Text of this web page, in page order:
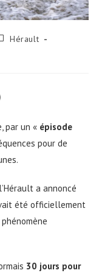
Hérault
par un « épisode
pour de
a annoncé
été officiellement
30 jours pour